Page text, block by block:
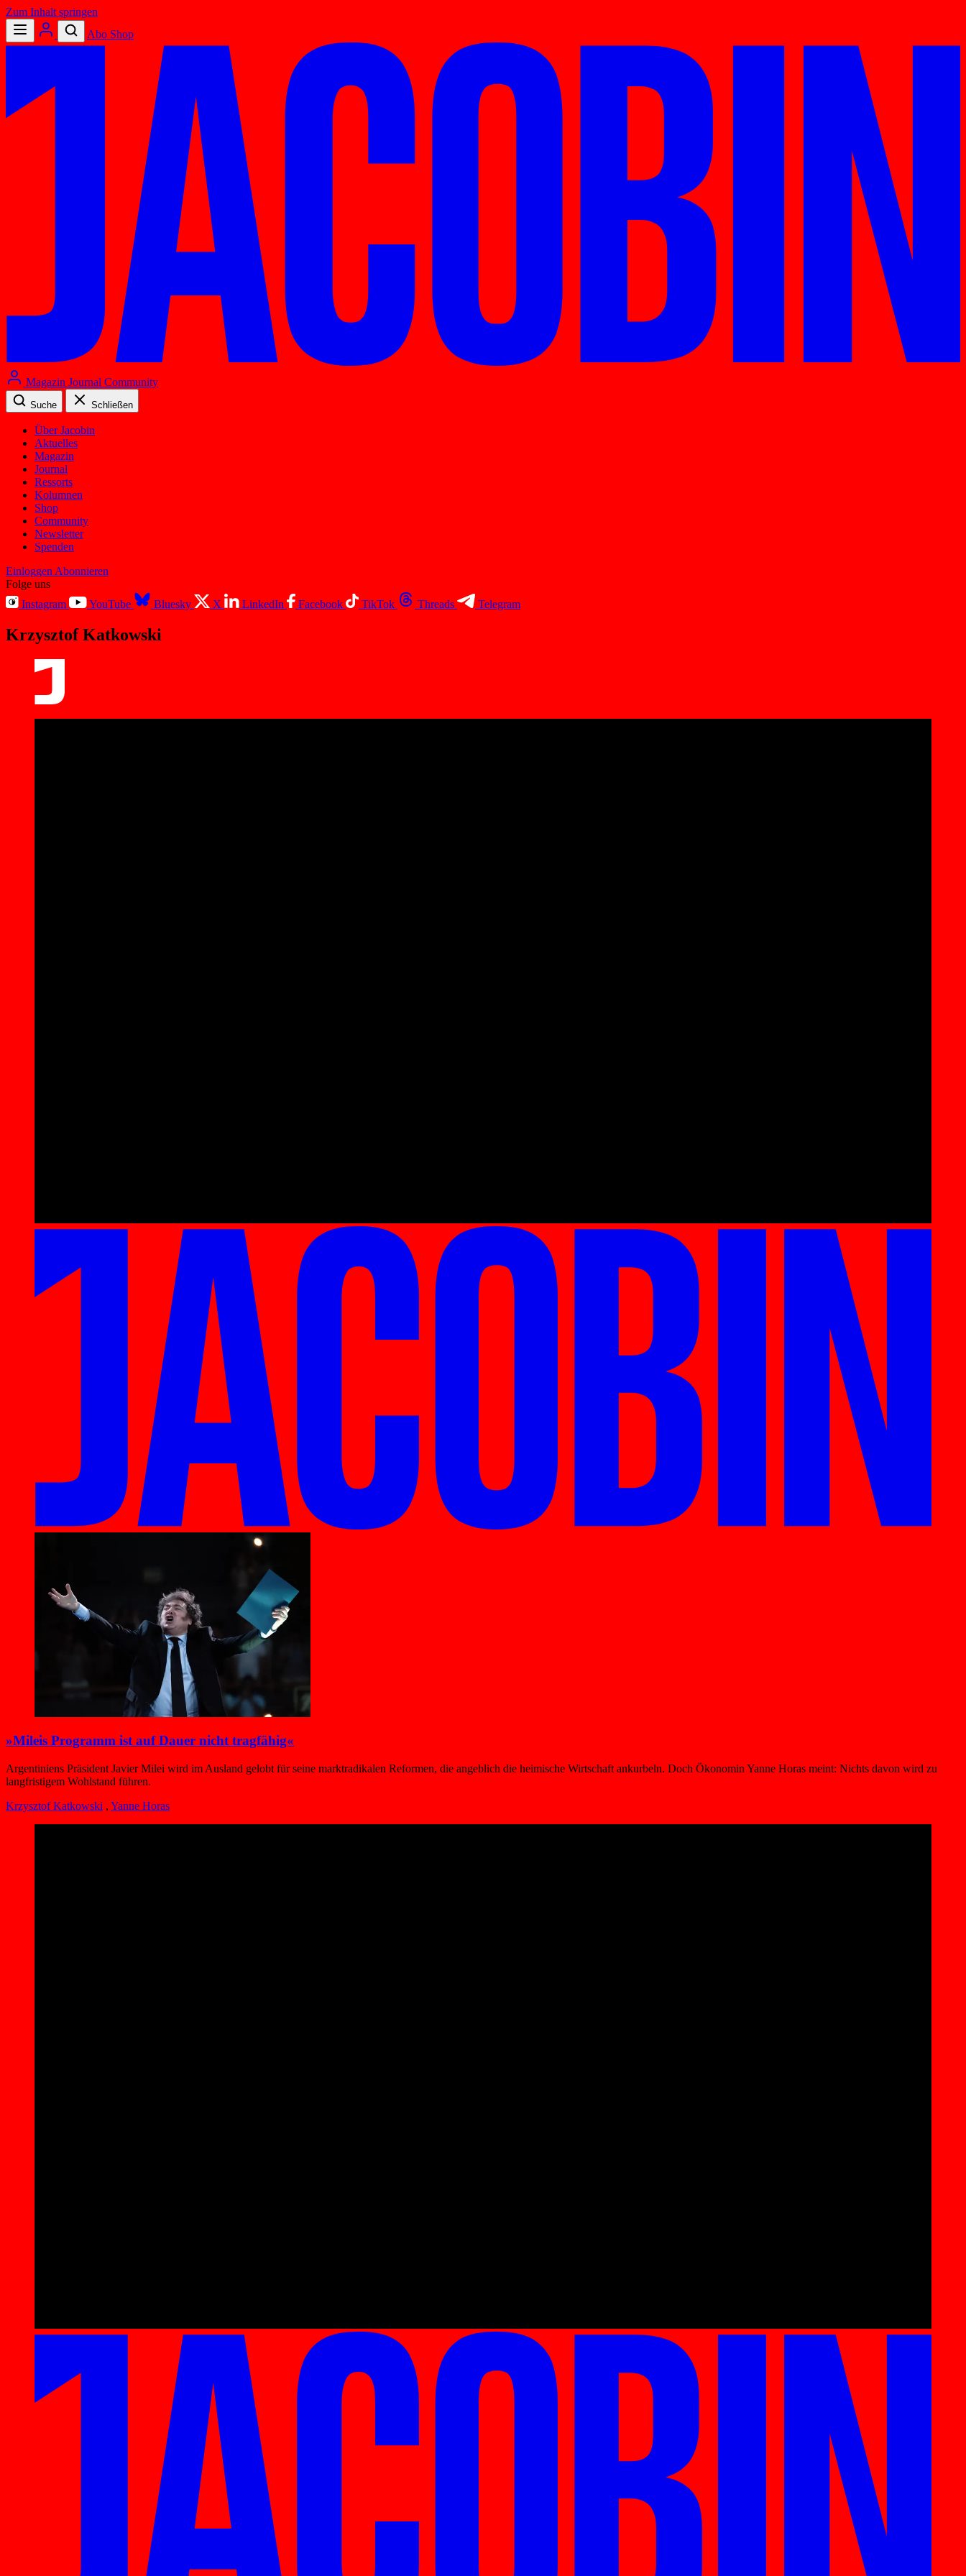
Zum Inhalt springen
Abo Shop
Magazin Journal Community
Suche Schließen
Über Jacobin
Aktuelles
Magazin
Journal
Ressorts
Kolumnen
Shop
Community
Newsletter
Spenden
Einloggen Abonnieren
Folge uns
Instagram
YouTube Bluesky X LinkedIn Facebook TikTok Threads Telegram
Krzysztof Katkowski
»Mileis Programm ist auf Dauer nicht tragfähig«
Argentiniens Präsident Javier Milei wird im Ausland gelobt für seine marktradikalen Reformen, die angeblich die heimische Wirtschaft ankurbeln. Doch Ökonomin Yanne Horas meint: Nichts davon wird zu
langfristigem Wohlstand führen.
Krzysztof Katkowski , Yanne Horas